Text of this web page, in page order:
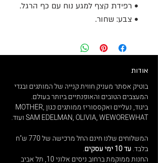
• רפידת קצף למגע נוח עם כף הרגל.
• צבע: שחור.
אודות
בוטיק אסתר מעניק חווית קנייה של המותגים ובגדי
המעצבים הטובים והאופנתיים ביותר בעולם.
ביגוד, נעליים ואקססוריז ממותגים כגון MOTHER,
SAM EDELMAN, OLIVIA, WEWOREWHAT ועוד.
המשלוחים שלנו חינם החל מרכישה של 770 ש"ח
בלבד. עד 10 ימי עסקים
.
החנות ממוקמת ברחוב ניסים אלוני 10, תל אביב